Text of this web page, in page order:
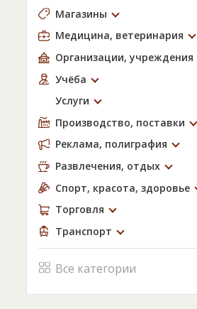
Магазины
Медицина, ветеринария
Организации, учреждения
Учёба
Услуги
Производство, поставки
Реклама, полиграфия
Развлечения, отдых
Спорт, красота, здоровье
Торговля
Транспорт
Все категории